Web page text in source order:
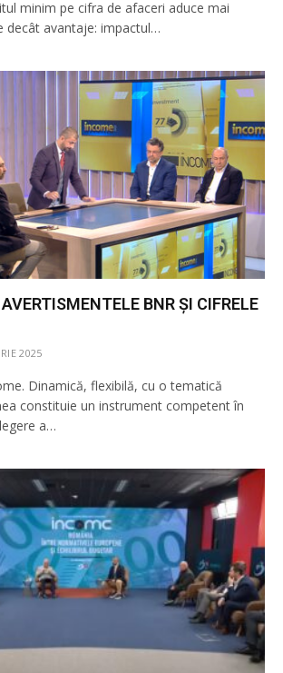
minim pe cifra de afaceri aduce mai
decât avantaje: impactul…
BNR ȘI CIFRELE
2025
Dinamică, flexibilă, cu o tematică
constituie un instrument competent în
a…